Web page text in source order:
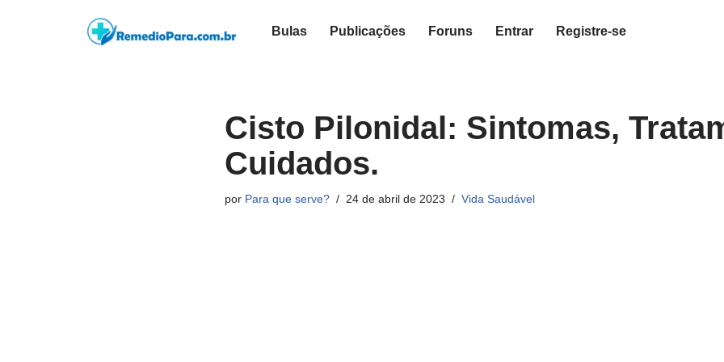
Bulas Publicações Foruns Entrar Registre-se
Cisto Pilonidal: Sintomas,
Cuidados.
por Para que serve? 24 de abril de 2023 Vida Saudável